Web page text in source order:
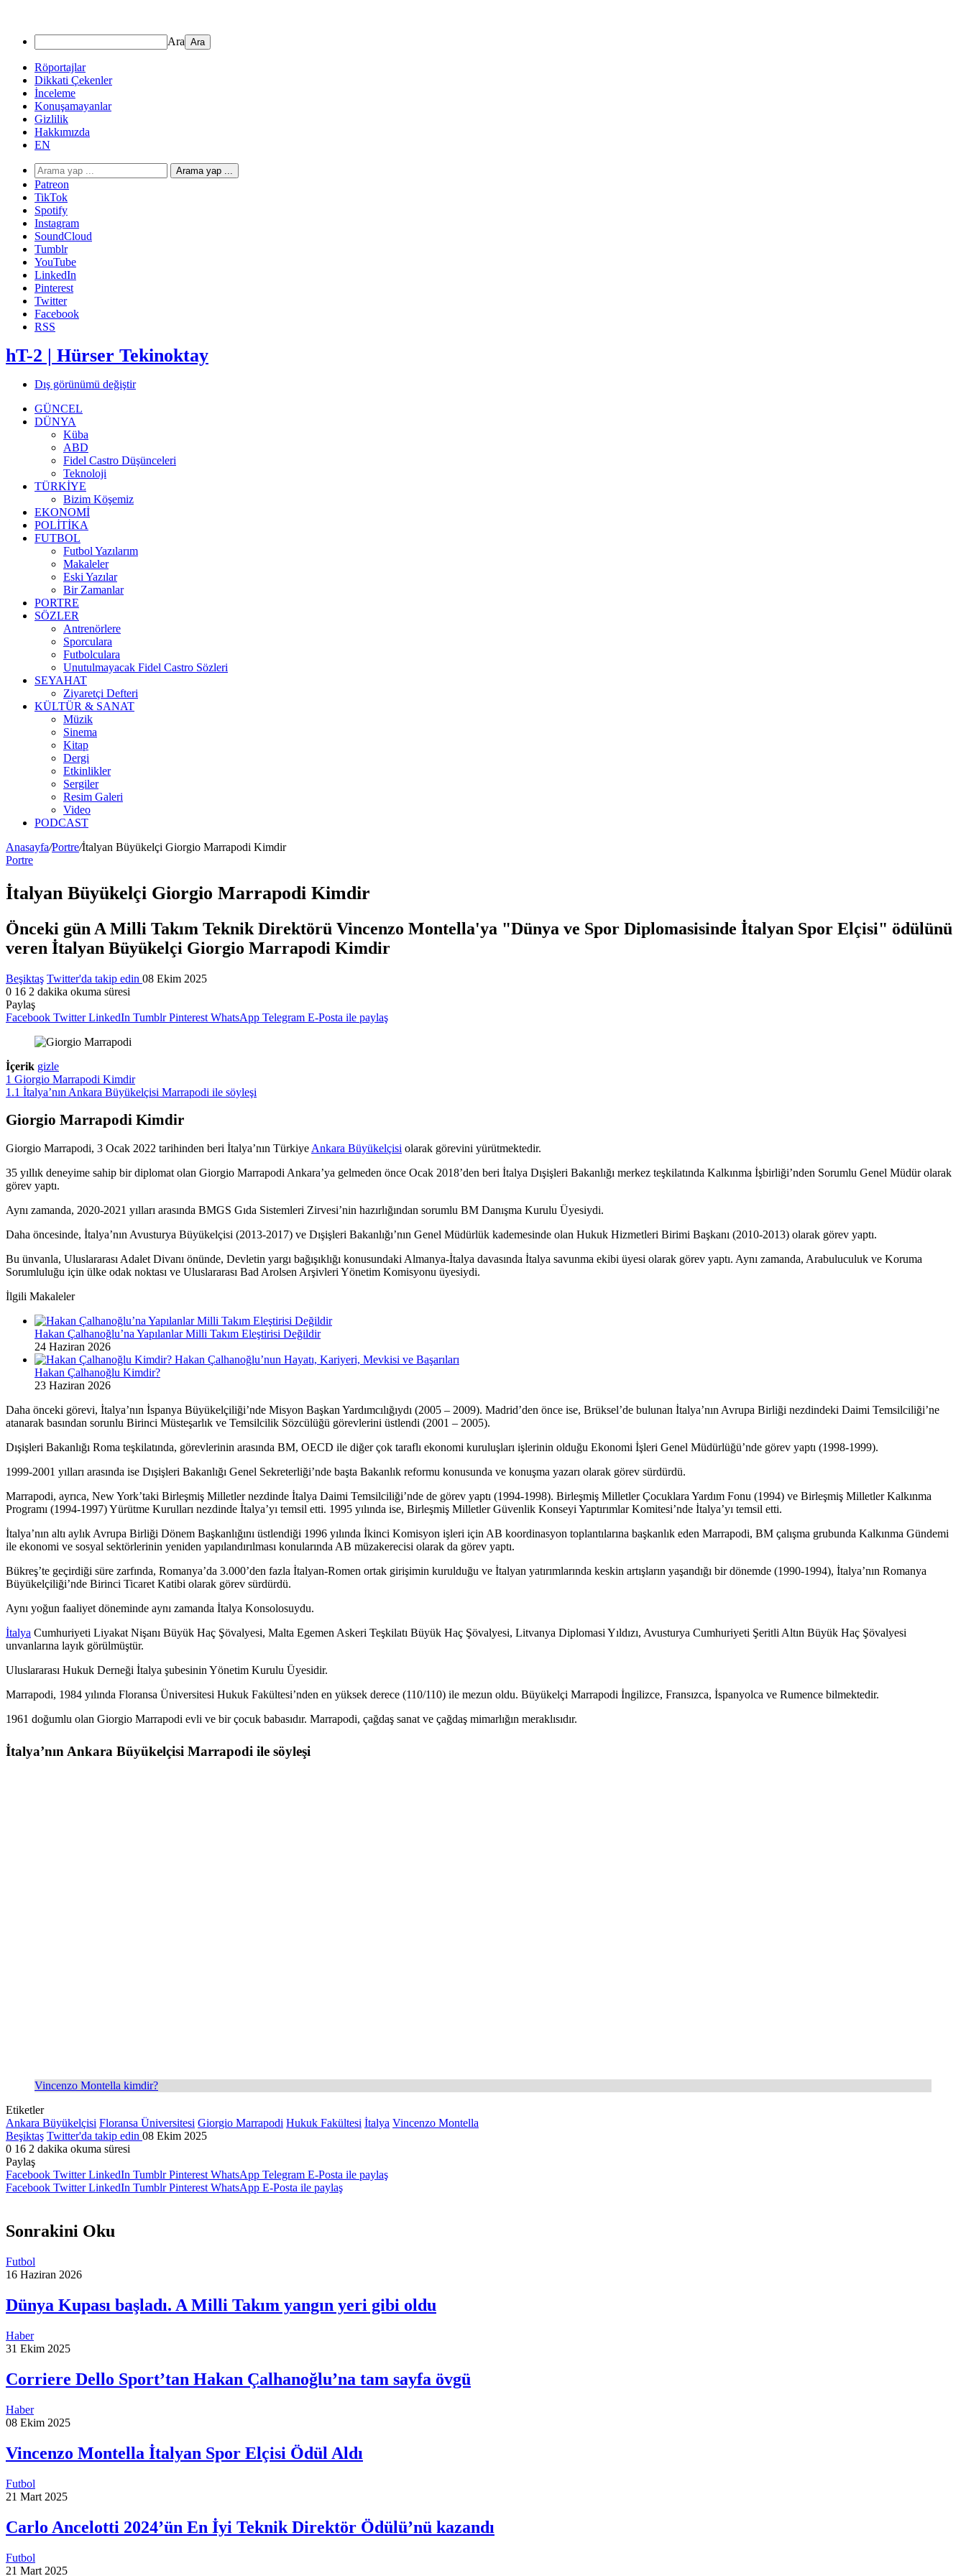
Ara
Röportajlar
Dikkati Çekenler
İnceleme
Konuşamayanlar
Gizlilik
Hakkımızda
EN
Arama yap ...
Patreon
TikTok
Spotify
Instagram
SoundCloud
Tumblr
YouTube
LinkedIn
Pinterest
Twitter
Facebook
RSS
hT-2 | Hürser Tekinoktay
Dış görünümü değiştir
GÜNCEL
DÜNYA
Küba
ABD
Fidel Castro Düşünceleri
Teknoloji
TÜRKİYE
Bizim Köşemiz
EKONOMİ
POLİTİKA
FUTBOL
Futbol Yazılarım
Makaleler
Eski Yazılar
Bir Zamanlar
PORTRE
SÖZLER
Antrenörlere
Sporculara
Futbolculara
Unutulmayacak Fidel Castro Sözleri
SEYAHAT
Ziyaretçi Defteri
KÜLTÜR & SANAT
Müzik
Sinema
Kitap
Dergi
Etkinlikler
Sergiler
Resim Galeri
Video
PODCAST
Anasayfa/Portre/İtalyan Büyükelçi Giorgio Marrapodi Kimdir
Portre
İtalyan Büyükelçi Giorgio Marrapodi Kimdir
Önceki gün A Milli Takım Teknik Direktörü Vincenzo Montella'ya "Dünya ve Spor Diplomasisinde İtalyan Spor Elçisi" ödülünü
veren İtalyan Büyükelçi Giorgio Marrapodi Kimdir
Beşiktaş Twitter'da takip edin 08 Ekim 2025
0 16 2 dakika okuma süresi
Paylaş
Facebook Twitter LinkedIn Tumblr Pinterest WhatsApp Telegram E-Posta ile paylaş
İçerik gizle
1 Giorgio Marrapodi Kimdir
1.1 İtalya’nın Ankara Büyükelçisi Marrapodi ile söyleşi
Giorgio Marrapodi Kimdir
Giorgio Marrapodi, 3 Ocak 2022 tarihinden beri İtalya’nın Türkiye Ankara Büyükelçisi olarak görevini yürütmektedir.
35 yıllık deneyime sahip bir diplomat olan Giorgio Marrapodi Ankara’ya gelmeden önce Ocak 2018’den beri İtalya Dışişleri Bakanlığı merkez teşkilatında Kalkınma İşbirliği’nden Sorumlu Genel Müdür olarak
görev yaptı.
Aynı zamanda, 2020-2021 yılları arasında BMGS Gıda Sistemleri Zirvesi’nin hazırlığından sorumlu BM Danışma Kurulu Üyesiydi.
Daha öncesinde, İtalya’nın Avusturya Büyükelçisi (2013-2017) ve Dışişleri Bakanlığı’nın Genel Müdürlük kademesinde olan Hukuk Hizmetleri Birimi Başkanı (2010-2013) olarak görev yaptı.
Bu ünvanla, Uluslararası Adalet Divanı önünde, Devletin yargı bağışıklığı konusundaki Almanya-İtalya davasında İtalya savunma ekibi üyesi olarak görev yaptı. Aynı zamanda, Arabuluculuk ve Koruma
Sorumluluğu için ülke odak noktası ve Uluslararası Bad Arolsen Arşivleri Yönetim Komisyonu üyesiydi.
İlgili Makaleler
Hakan Çalhanoğlu’na Yapılanlar Milli Takım Eleştirisi Değildir
24 Haziran 2026
Hakan Çalhanoğlu Kimdir?
23 Haziran 2026
Daha önceki görevi, İtalya’nın İspanya Büyükelçiliği’nde Misyon Başkan Yardımcılığıydı (2005 – 2009). Madrid’den önce ise, Brüksel’de bulunan İtalya’nın Avrupa Birliği nezdindeki Daimi Temsilciliği’ne
atanarak basından sorunlu Birinci Müsteşarlık ve Temsilcilik Sözcülüğü görevlerini üstlendi (2001 – 2005).
Dışişleri Bakanlığı Roma teşkilatında, görevlerinin arasında BM, OECD ile diğer çok taraflı ekonomi kuruluşları işlerinin olduğu Ekonomi İşleri Genel Müdürlüğü’nde görev yaptı (1998-1999).
1999-2001 yılları arasında ise Dışişleri Bakanlığı Genel Sekreterliği’nde başta Bakanlık reformu konusunda ve konuşma yazarı olarak görev sürdürdü.
Marrapodi, ayrıca, New York’taki Birleşmiş Milletler nezdinde İtalya Daimi Temsilciliği’nde de görev yaptı (1994-1998). Birleşmiş Milletler Çocuklara Yardım Fonu (1994) ve Birleşmiş Milletler Kalkınma
Programı (1994-1997) Yürütme Kurulları nezdinde İtalya’yı temsil etti. 1995 yılında ise, Birleşmiş Milletler Güvenlik Konseyi Yaptırımlar Komitesi’nde İtalya’yı temsil etti.
İtalya’nın altı aylık Avrupa Birliği Dönem Başkanlığını üstlendiği 1996 yılında İkinci Komisyon işleri için AB koordinasyon toplantılarına başkanlık eden Marrapodi, BM çalışma grubunda Kalkınma Gündemi
ile ekonomi ve sosyal sektörlerinin yeniden yapılandırılması konularında AB müzakerecisi olarak da görev yaptı.
Bükreş’te geçirdiği süre zarfında, Romanya’da 3.000’den fazla İtalyan-Romen ortak girişimin kurulduğu ve İtalyan yatırımlarında keskin artışların yaşandığı bir dönemde (1990-1994), İtalya’nın Romanya
Büyükelçiliği’nde Birinci Ticaret Katibi olarak görev sürdürdü.
Aynı yoğun faaliyet döneminde aynı zamanda İtalya Konsolosuydu.
İtalya Cumhuriyeti Liyakat Nişanı Büyük Haç Şövalyesi, Malta Egemen Askeri Teşkilatı Büyük Haç Şövalyesi, Litvanya Diplomasi Yıldızı, Avusturya Cumhuriyeti Şeritli Altın Büyük Haç Şövalyesi
unvanlarına layık görülmüştür.
Uluslararası Hukuk Derneği İtalya şubesinin Yönetim Kurulu Üyesidir.
Marrapodi, 1984 yılında Floransa Üniversitesi Hukuk Fakültesi’nden en yüksek derece (110/110) ile mezun oldu. Büyükelçi Marrapodi İngilizce, Fransızca, İspanyolca ve Rumence bilmektedir.
1961 doğumlu olan Giorgio Marrapodi evli ve bir çocuk babasıdır. Marrapodi, çağdaş sanat ve çağdaş mimarlığın meraklısıdır.
İtalya’nın Ankara Büyükelçisi Marrapodi ile söyleşi
Vincenzo Montella kimdir?
Etiketler
Ankara Büyükelçisi Floransa Üniversitesi Giorgio Marrapodi Hukuk Fakültesi İtalya Vincenzo Montella
Beşiktaş Twitter'da takip edin 08 Ekim 2025
0 16 2 dakika okuma süresi
Paylaş
Facebook Twitter LinkedIn Tumblr Pinterest WhatsApp Telegram E-Posta ile paylaş
Facebook Twitter LinkedIn Tumblr Pinterest WhatsApp E-Posta ile paylaş
Sonrakini Oku
Futbol
16 Haziran 2026
Dünya Kupası başladı. A Milli Takım yangın yeri gibi oldu
Haber
31 Ekim 2025
Corriere Dello Sport’tan Hakan Çalhanoğlu’na tam sayfa övgü
Haber
08 Ekim 2025
Vincenzo Montella İtalyan Spor Elçisi Ödül Aldı
Futbol
21 Mart 2025
Carlo Ancelotti 2024’ün En İyi Teknik Direktör Ödülü’nü kazandı
Futbol
21 Mart 2025